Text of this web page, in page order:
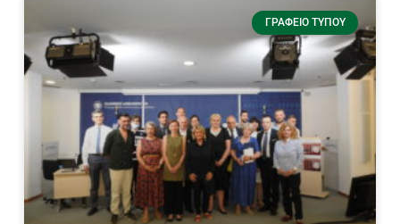
ΓΡΑΦΕΊΟ ΤΎΠΟΥ